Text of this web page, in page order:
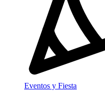
Eventos y Fiesta